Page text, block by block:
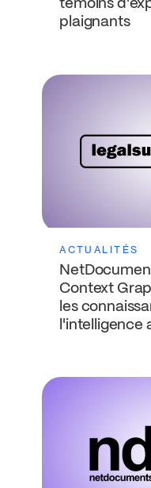
témoins
plaignants
ACTUALITÉS
Context
les
l'intelligence